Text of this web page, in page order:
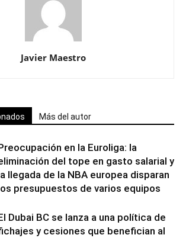
Javier Maestro
Más del autor
en la Euroliga: la
del tope en gasto salarial y
llegada de la NBA europea disparan
presupuestos de varios equipos
Dubai BC se lanza a una política de
y cesiones que benefician al